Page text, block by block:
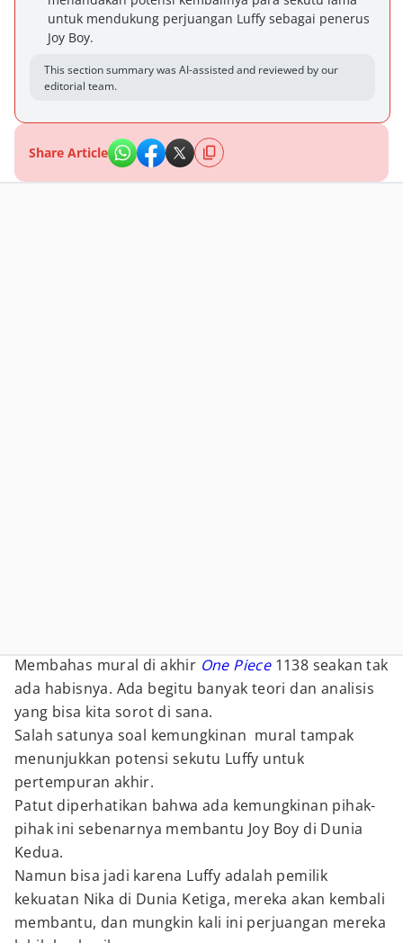
untuk mendukung perjuangan Luffy sebagai penerus
Joy Boy.
This section summary was AI-assisted and reviewed by our
editorial team.
Share Article
Membahas mural di akhir One Piece 1138 seakan tak
ada habisnya. Ada begitu banyak teori dan analisis
yang bisa kita sorot di sana.
Salah satunya soal kemungkinan mural tampak
menunjukkan potensi sekutu Luffy untuk
pertempuran akhir.
Patut diperhatikan bahwa ada kemungkinan pihak-
pihak ini sebenarnya membantu Joy Boy di Dunia
Kedua.
Namun bisa jadi karena Luffy adalah pemilik
kekuatan Nika di Dunia Ketiga, mereka akan kembali
membantu, dan mungkin kali ini perjuangan mereka